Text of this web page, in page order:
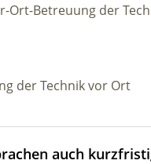
Ort-Betreuung der
der Technik vor Ort
auch